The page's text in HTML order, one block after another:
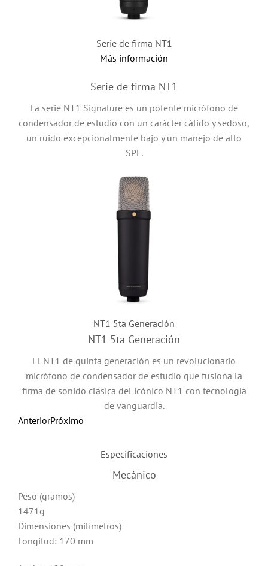
Serie de firma NT1
Más información
Serie de firma NT1
La serie NT1 Signature es un potente micrófono de
condensador de estudio con un carácter cálido y sedoso,
un ruido excepcionalmente bajo y un manejo de alto
SPL.
NT1 5ta Generación
NT1 5ta Generación
El NT1 de quinta generación es un revolucionario
micrófono de condensador de estudio que fusiona la
firma de sonido clásica del icónico NT1 con tecnología
de vanguardia.
AnteriorPróximo
Especificaciones
Mecánico
Peso (gramos)
1471g
Dimensiones (milímetros)
Longitud: 170 mm